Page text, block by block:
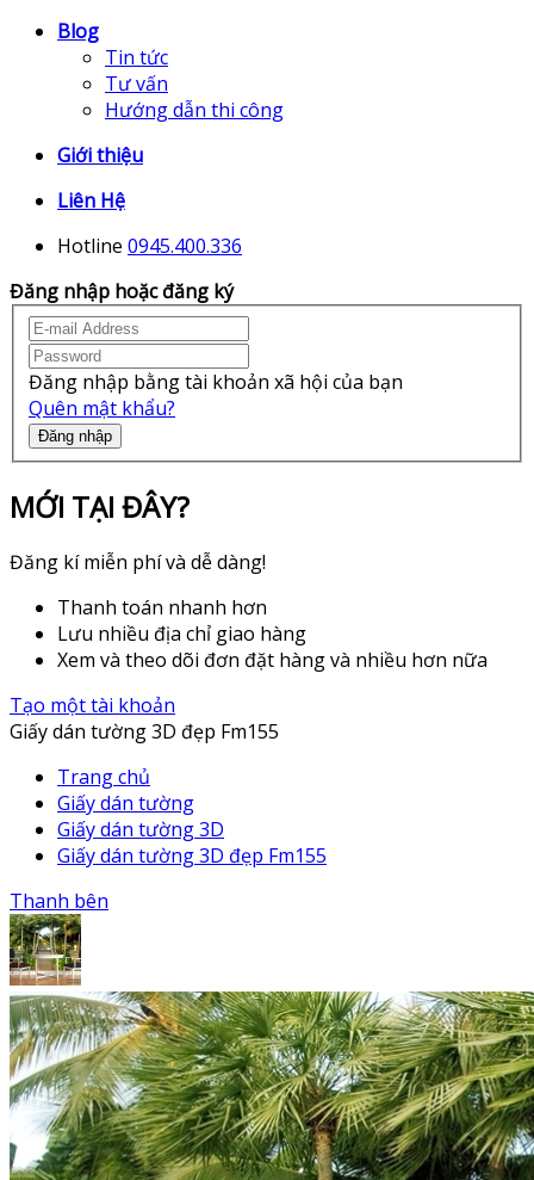
Blog
Tin tức
Tư vấn
Hướng dẫn thi công
Giới thiệu
Liên Hệ
Hotline 0945.400.336
Đăng nhập hoặc đăng ký
Đăng nhập bằng tài khoản xã hội của bạn
Quên mật khẩu?
Đăng nhập
MỚI TẠI ĐÂY?
Đăng kí miễn phí và dễ dàng!
Thanh toán nhanh hơn
Lưu nhiều địa chỉ giao hàng
Xem và theo dõi đơn đặt hàng và nhiều hơn nữa
Tạo một tài khoản
Giấy dán tường 3D đẹp Fm155
Trang chủ
Giấy dán tường
Giấy dán tường 3D
Giấy dán tường 3D đẹp Fm155
Thanh bên